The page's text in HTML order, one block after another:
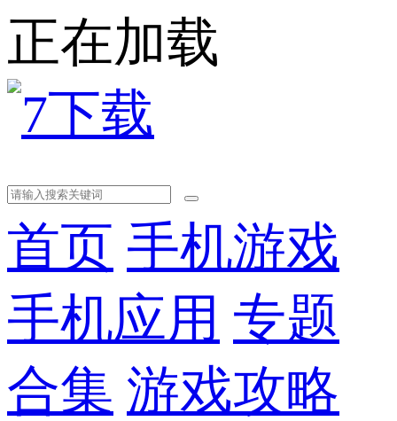
正在加载
首页 手机游戏
手机应用 专题
合集 游戏攻略